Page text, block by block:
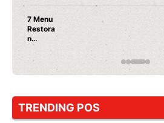
7 Menu
Restora
n
Jepang
yang
Dicoba,
Cuma
Sushi!
TRENDING POS